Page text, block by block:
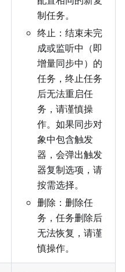
制任务。
终止：结束未完
成或监听中（即
增量同步中）的
任务，终止任务
后无法重启任
务，请谨慎操
作。如果同步对
象中包含触发
器，会弹出触发
器复制选项，请
按需选择。
删除：删除任
务，任务删除后
无法恢复，请谨
慎操作。